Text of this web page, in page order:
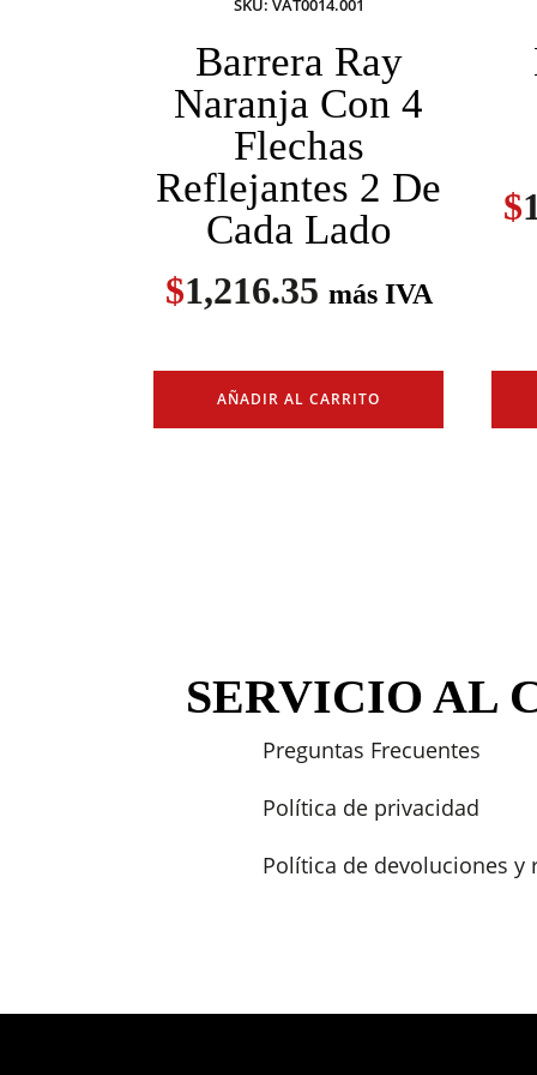
SKU: VAT0014.001
Barrera Ray
Naranja Con 4
Flechas
Reflejantes 2 De
Cada Lado
$1,216.35 más IVA
AÑADIR AL CARRITO
$
SERVICIO AL
Preguntas Frecuentes
Política de privacidad
Política de devoluciones y